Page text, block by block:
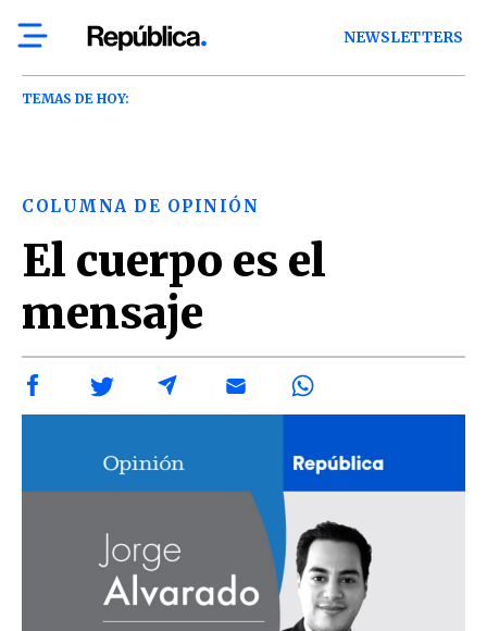
NEWSLETTERS
TEMAS DE HOY:
COLUMNA DE OPINIÓN
El cuerpo es el
mensaje